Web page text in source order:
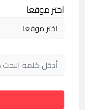
اختر موقعا